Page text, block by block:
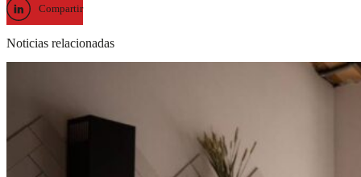
Compartir
Noticias relacionadas